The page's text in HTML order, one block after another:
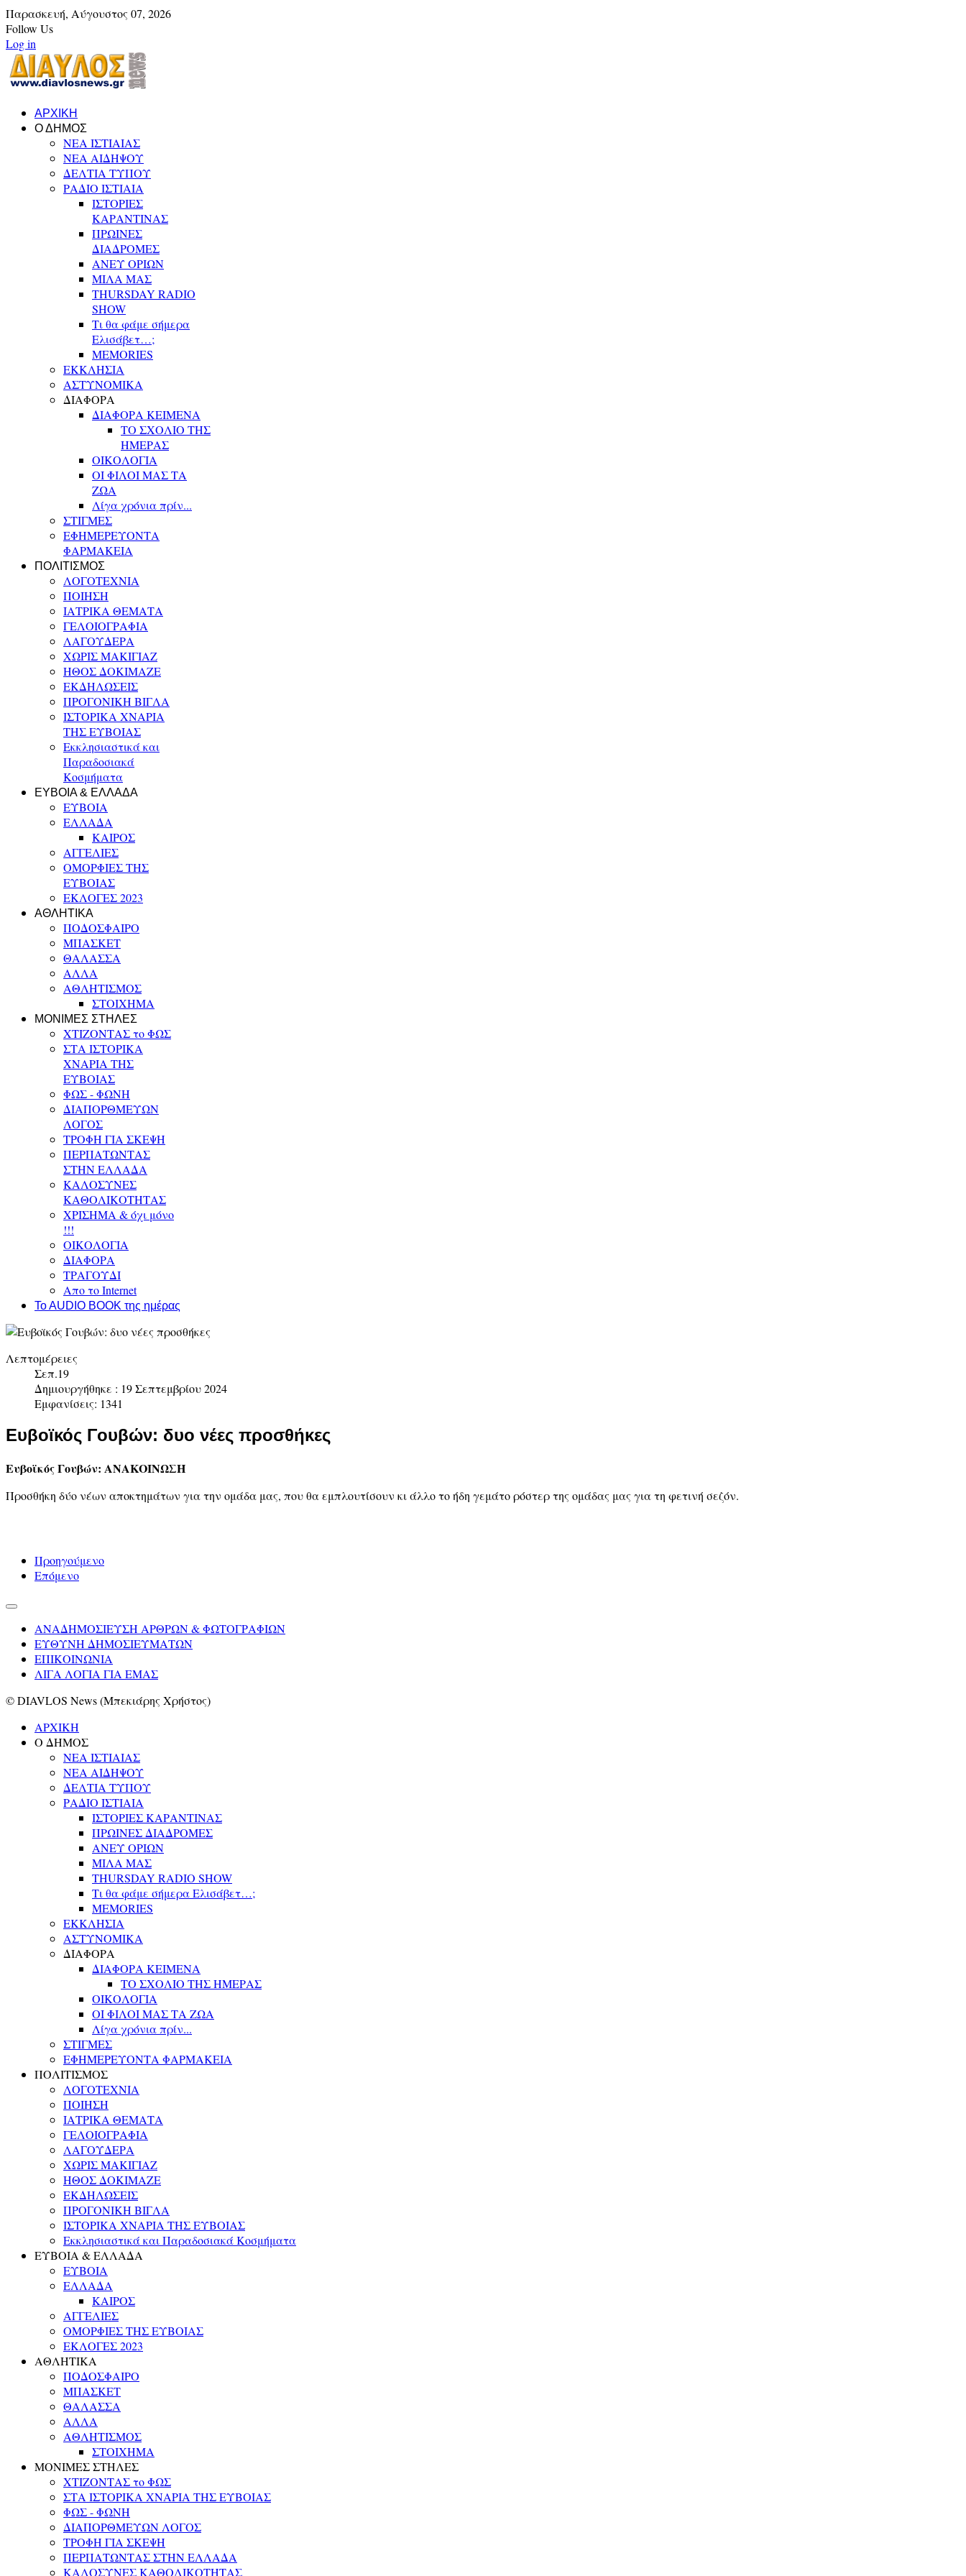
Παρασκευή, Αύγουστος 07, 2026
Follow Us
Log in
ΑΡΧΙΚΗ
Ο ΔΗΜΟΣ
ΝΕΑ ΙΣΤΙΑΙΑΣ
ΝΕΑ ΑΙΔΗΨΟΥ
ΔΕΛΤΙΑ ΤΥΠΟΥ
ΡΑΔΙΟ ΙΣΤΙΑΙΑ
ΙΣΤΟΡΙΕΣ
ΚΑΡΑΝΤΙΝΑΣ
ΠΡΩΙΝΕΣ
ΔΙΑΔΡΟΜΕΣ
ΑΝΕΥ ΟΡΙΩΝ
ΜΙΛΑ ΜΑΣ
THURSDAY RADIO
SHOW
Τι θα φάμε σήμερα
Ελισάβετ…;
MEMORIES
ΕΚΚΛΗΣΙΑ
ΑΣΤΥΝΟΜΙΚΑ
ΔΙΑΦΟΡΑ
ΔΙΑΦΟΡΑ ΚΕΙΜΕΝΑ
ΤΟ ΣΧΟΛΙΟ ΤΗΣ
ΗΜΕΡΑΣ
ΟΙΚΟΛΟΓΙΑ
ΟΙ ΦΙΛΟΙ ΜΑΣ ΤΑ
ΖΩΑ
Λίγα χρόνια πρίν...
ΣΤΙΓΜΕΣ
ΕΦΗΜΕΡΕΥΟΝΤΑ
ΦΑΡΜΑΚΕΙΑ
ΠΟΛΙΤΙΣΜΟΣ
ΛΟΓΟΤΕΧΝΙΑ
ΠΟΙΗΣΗ
ΙΑΤΡΙΚΑ ΘΕΜΑΤΑ
ΓΕΛΟΙΟΓΡΑΦΙΑ
ΛΑΓΟΥΔΕΡΑ
ΧΩΡΙΣ ΜΑΚΙΓΙΑΖ
ΗΘΟΣ ΔΟΚΙΜΑΖΕ
ΕΚΔΗΛΩΣΕΙΣ
ΠΡΟΓΟΝΙΚΗ ΒΙΓΛΑ
ΙΣΤΟΡΙΚΑ ΧΝΑΡΙΑ
ΤΗΣ ΕΥΒΟΙΑΣ
Εκκλησιαστικά και
Παραδοσιακά
Κοσμήματα
ΕΥΒΟΙΑ & ΕΛΛΑΔΑ
ΕΥΒΟΙΑ
ΕΛΛΑΔΑ
ΚΑΙΡΟΣ
ΑΓΓΕΛΙΕΣ
ΟΜΟΡΦΙΕΣ ΤΗΣ
ΕΥΒΟΙΑΣ
ΕΚΛΟΓΕΣ 2023
ΑΘΛΗΤΙΚΑ
ΠΟΔΟΣΦΑΙΡΟ
ΜΠΑΣΚΕΤ
ΘΑΛΑΣΣΑ
ΑΛΛΑ
ΑΘΛΗΤΙΣΜΟΣ
ΣΤΟΙΧΗΜΑ
ΜΟΝΙΜΕΣ ΣΤΗΛΕΣ
ΧΤΙΖΟΝΤΑΣ το ΦΩΣ
ΣΤΑ ΙΣΤΟΡΙΚΑ
ΧΝΑΡΙΑ ΤΗΣ
ΕΥΒΟΙΑΣ
ΦΩΣ - ΦΩΝΗ
ΔΙΑΠΟΡΘΜΕΥΩΝ
ΛΟΓΟΣ
ΤΡΟΦΗ ΓΙΑ ΣΚΕΨΗ
ΠΕΡΠΑΤΩΝΤΑΣ
ΣΤΗΝ ΕΛΛΑΔΑ
ΚΑΛΟΣΥΝΕΣ
ΚΑΘΟΛΙΚΟΤΗΤΑΣ
ΧΡΙΣΗΜΑ & όχι μόνο
!!!
ΟΙΚΟΛΟΓΙΑ
ΔΙΑΦΟΡΑ
ΤΡΑΓΟΥΔΙ
Απο το Internet
To AUDIO BOOK της ημέρας
Λεπτομέρειες
Σεπ.19
Δημιουργήθηκε : 19 Σεπτεμβρίου 2024
Εμφανίσεις: 1341
Ευβοϊκός Γουβών: δυο νέες προσθήκες
Ευβοϊκός Γουβών: ΑΝΑΚΟΙΝΩΣΗ
Προσθήκη δύο νέων αποκτημάτων για την ομάδα μας, που θα εμπλουτίσουν κι άλλο το ήδη γεμάτο ρόστερ της ομάδας μας για τη φετινή σεζόν.
Προηγούμενο
Επόμενο
ΑΝΑΔΗΜΟΣΙΕΥΣΗ ΑΡΘΡΩΝ & ΦΩΤΟΓΡΑΦΙΩΝ
ΕΥΘΥΝΗ ΔΗΜΟΣΙΕΥΜΑΤΩΝ
ΕΠΙΚΟΙΝΩΝΙΑ
ΛΙΓΑ ΛΟΓΙΑ ΓΙΑ ΕΜΑΣ
© DIAVLOS News (Μπεκιάρης Χρήστος)
ΑΡΧΙΚΗ
Ο ΔΗΜΟΣ
ΝΕΑ ΙΣΤΙΑΙΑΣ
ΝΕΑ ΑΙΔΗΨΟΥ
ΔΕΛΤΙΑ ΤΥΠΟΥ
ΡΑΔΙΟ ΙΣΤΙΑΙΑ
ΙΣΤΟΡΙΕΣ ΚΑΡΑΝΤΙΝΑΣ
ΠΡΩΙΝΕΣ ΔΙΑΔΡΟΜΕΣ
ΑΝΕΥ ΟΡΙΩΝ
ΜΙΛΑ ΜΑΣ
THURSDAY RADIO SHOW
Τι θα φάμε σήμερα Ελισάβετ…;
MEMORIES
ΕΚΚΛΗΣΙΑ
ΑΣΤΥΝΟΜΙΚΑ
ΔΙΑΦΟΡΑ
ΔΙΑΦΟΡΑ ΚΕΙΜΕΝΑ
ΤΟ ΣΧΟΛΙΟ ΤΗΣ ΗΜΕΡΑΣ
ΟΙΚΟΛΟΓΙΑ
ΟΙ ΦΙΛΟΙ ΜΑΣ ΤΑ ΖΩΑ
Λίγα χρόνια πρίν...
ΣΤΙΓΜΕΣ
ΕΦΗΜΕΡΕΥΟΝΤΑ ΦΑΡΜΑΚΕΙΑ
ΠΟΛΙΤΙΣΜΟΣ
ΛΟΓΟΤΕΧΝΙΑ
ΠΟΙΗΣΗ
ΙΑΤΡΙΚΑ ΘΕΜΑΤΑ
ΓΕΛΟΙΟΓΡΑΦΙΑ
ΛΑΓΟΥΔΕΡΑ
ΧΩΡΙΣ ΜΑΚΙΓΙΑΖ
ΗΘΟΣ ΔΟΚΙΜΑΖΕ
ΕΚΔΗΛΩΣΕΙΣ
ΠΡΟΓΟΝΙΚΗ ΒΙΓΛΑ
ΙΣΤΟΡΙΚΑ ΧΝΑΡΙΑ ΤΗΣ ΕΥΒΟΙΑΣ
Εκκλησιαστικά και Παραδοσιακά Κοσμήματα
ΕΥΒΟΙΑ & ΕΛΛΑΔΑ
ΕΥΒΟΙΑ
ΕΛΛΑΔΑ
ΚΑΙΡΟΣ
ΑΓΓΕΛΙΕΣ
ΟΜΟΡΦΙΕΣ ΤΗΣ ΕΥΒΟΙΑΣ
ΕΚΛΟΓΕΣ 2023
ΑΘΛΗΤΙΚΑ
ΠΟΔΟΣΦΑΙΡΟ
ΜΠΑΣΚΕΤ
ΘΑΛΑΣΣΑ
ΑΛΛΑ
ΑΘΛΗΤΙΣΜΟΣ
ΣΤΟΙΧΗΜΑ
ΜΟΝΙΜΕΣ ΣΤΗΛΕΣ
ΧΤΙΖΟΝΤΑΣ το ΦΩΣ
ΣΤΑ ΙΣΤΟΡΙΚΑ ΧΝΑΡΙΑ ΤΗΣ ΕΥΒΟΙΑΣ
ΦΩΣ - ΦΩΝΗ
ΔΙΑΠΟΡΘΜΕΥΩΝ ΛΟΓΟΣ
ΤΡΟΦΗ ΓΙΑ ΣΚΕΨΗ
ΠΕΡΠΑΤΩΝΤΑΣ ΣΤΗΝ ΕΛΛΑΔΑ
ΚΑΛΟΣΥΝΕΣ ΚΑΘΟΛΙΚΟΤΗΤΑΣ